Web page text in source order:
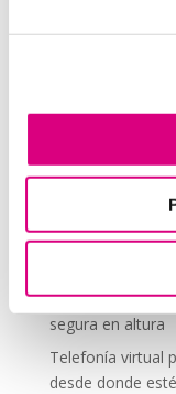
Enviar
Lo siento,
comentario.
Telefonía
Interfonos IP
segura en altura
Telefonía virtual
desde donde